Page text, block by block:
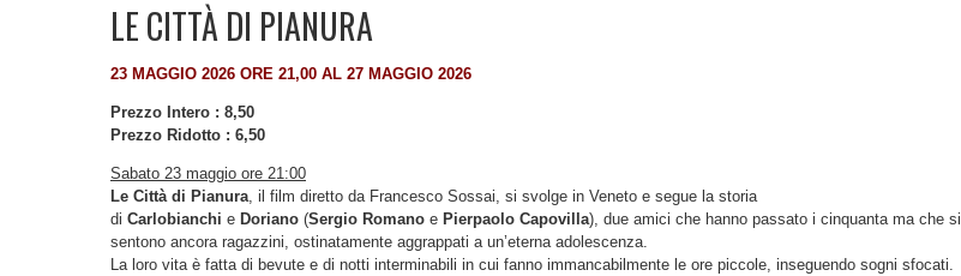
LE CITTÀ DI PIANURA
23 MAGGIO 2026 ORE 21,00 AL 27 MAGGIO 2026
Prezzo Intero : 8,50
Prezzo Ridotto : 6,50
Sabato 23 maggio ore 21:00
Le Città di Pianura, il film diretto da Francesco Sossai, si svolge in Veneto e segue la storia
di Carlobianchi e Doriano (Sergio Romano e Pierpaolo Capovilla), due amici che hanno passato i cinquanta ma che si
sentono ancora ragazzini, ostinatamente aggrappati a un’eterna adolescenza.
La loro vita è fatta di bevute e di notti interminabili in cui fanno immancabilmente le ore piccole, inseguendo sogni sfocati.